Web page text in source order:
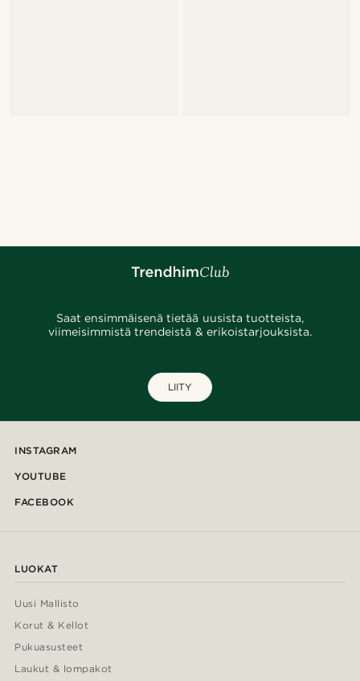
Saat ensimmäisenä tietää uusista tuotteista,
viimeisimmistä trendeistä & erikoistarjouksista.
LIITY
INSTAGRAM
YOUTUBE
FACEBOOK
LUOKAT
Uusi Mallisto
Korut & Kellot
Pukuasusteet
Laukut & lompakot